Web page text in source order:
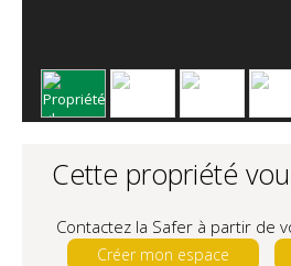
Cette propriété
Contactez la Safer à partir de
Créer mon espace